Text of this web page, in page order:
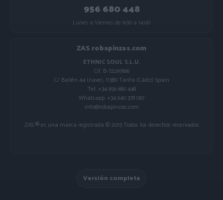
956 680 448
Lunes a Viernes de 9:00 a 14:00
ZAS robapinzas.com
ETHNIC SOUL S.L.U.
Cif. B-72297666
C/ Bailén 44 (nave), 11380 Tarifa (Cádiz) Spain
Tel. +34 956 680 448
Whatsapp: +34 640 378 097
info@robapinzas.com
ZAS ® es una marca registrada © 2013 Todos los derechos reservados
Versión completa